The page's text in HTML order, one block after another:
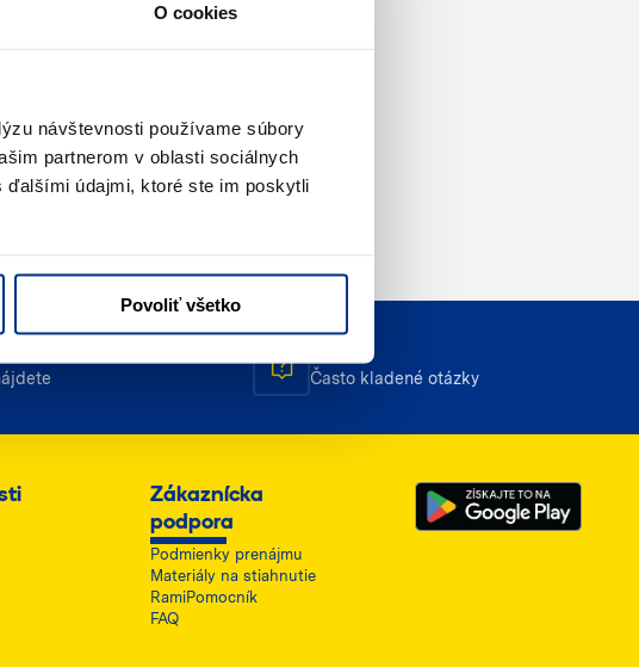
O cookies
návštevnosti používame súbory
partnerom v oblasti sociálnych
údajmi, ktoré ste im poskytli
Povoliť všetko
Často kladené otázky
Zákaznícka
podpora
Podmienky prenájmu
Materiály na stiahnutie
RamiPomocník
FAQ